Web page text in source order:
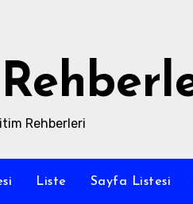
Rehberleri
Liste Sayfa Listesi